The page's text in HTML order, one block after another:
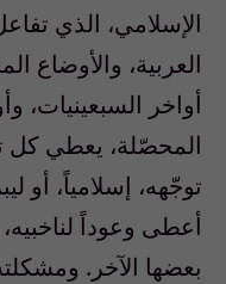
الإسلامي، الذي
العربية، والأوضاع
أواخر السبعينيات،
المحصّلة، يعطي كل
توجّهه، إسلامياً، أو
أعطى وعوداً
بعضها الآخر.